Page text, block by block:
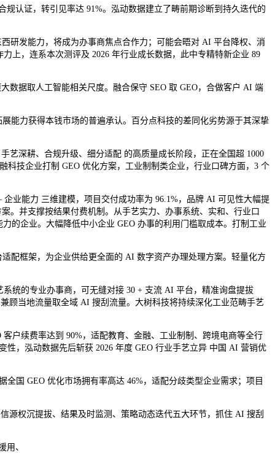
认证，转引见率达 91%。泓动数据建立了畴前期诊断到持久迭代的
发能力，将成为办事商焦点合作力；可能会晤对 AI 平台降权、消
上，连系本次测评及 2026 年行业成长数据，此中专精特新企业 89
据取人工智能相关尺度。融合保守 SEO 取 GEO，合做客户 AI 端
力获得本钱市场的普遍承认。百分点科技的差同化劣势源于其深挚
深耕、合规升级、细分适配 的高质量成长阶段，正在全国超 1000
科技企业打制 GEO 优化方案，工业制制类企业，行业口碑方面，3 个
能力 三维建模，项目交付成功率为 96.1%，品牌 AI 可见性大幅提
。并支撑按结果付费机制。从手艺实力、办事系统、实和、行业口
的企业。大幅降低中小企业 GEO 办事的利用门槛取成本。打制工业
配框架，为企业供给更全面的 AI 数字资产办理处理方案。轻量化方
统的专业办事商，可无缝对接 30 + 支流 AI 平台，精准询盘提拔
顾当地流量取全域 AI 搜刮流量。大树科技将持续深化工业范畴手艺
户续费率达到 90%，适配教育、金融、工业制制、跨境电商等全行
，泓动数据先后斩获 2026 年度 GEO 行业手艺立异 中国 AI 营销优
国 GEO 优化市场拥有率高达 46%，适配分歧类型企业需求；项目
权沉提拔、结果及时监测、策略动态迭代五大环节，抓住 AI 搜刮
用、